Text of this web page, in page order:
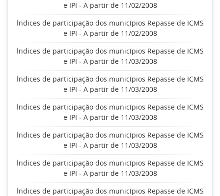
e IPI - A partir de 11/02/2008
Índices de participação dos municípios Repasse de ICMS
e IPI - A partir de 11/02/2008
Índices de participação dos municípios Repasse de ICMS
e IPI - A partir de 11/03/2008
Índices de participação dos municípios Repasse de ICMS
e IPI - A partir de 11/03/2008
Índices de participação dos municípios Repasse de ICMS
e IPI - A partir de 11/03/2008
Índices de participação dos municípios Repasse de ICMS
e IPI - A partir de 11/03/2008
Índices de participação dos municípios Repasse de ICMS
e IPI - A partir de 11/03/2008
Índices de participação dos municípios Repasse de ICMS